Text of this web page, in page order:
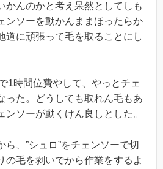
かんのかと考え呆然としてしも
ンソーを動かんままほったらか
道に頑張って毛を取ることにし
1時間位費やして、やっとチェ
った。どうしても取れん毛もあ
ンソーが動くけん良しとした。
ら、”シュロ”をチェンソーで切
の毛を剥いでから作業をするよ